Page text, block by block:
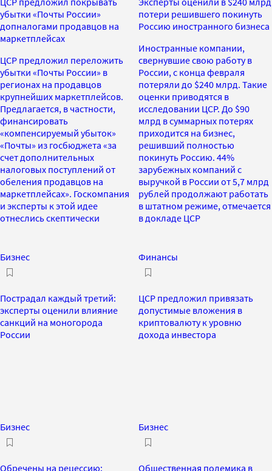
убытки «Почты России»
допналогами продавцов на
маркетплейсах
ЦСР предложил переложить
убытки «Почты России» в
регионах на продавцов
крупнейших маркетплейсов.
Предлагается, в частности,
финансировать
«компенсируемый убыток»
«Почты» из госбюджета «за
счет дополнительных
налоговых поступлений от
обеления продавцов на
маркетплейсах». Госкомпания
и эксперты к этой идее
отнеслись скептически
потери решившего покинуть
Россию иностранного бизнеса
Иностранные компании,
свернувшие свою работу в
России, с конца февраля
потеряли до $240 млрд. Такие
оценки приводятся в
исследовании ЦСР. До $90
млрд в суммарных потерях
приходится на бизнес,
решивший полностью
покинуть Россию. 44%
зарубежных компаний с
выручкой в России от 5,7 млрд
рублей продолжают работать
в штатном режиме, отмечается
в докладе ЦСР
Бизнес
Пострадал каждый третий:
эксперты оценили влияние
санкций на моногорода
России
Финансы
ЦСР предложил привязать
допустимые вложения в
криптовалюту к уровню
дохода инвестора
Бизнес
Обречены на рецессию:
Бизнес
Общественная полемика в